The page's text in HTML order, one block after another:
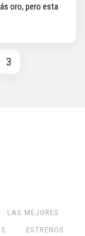
oro, pero esta
3
LAS MEJORES
ESTRENOS